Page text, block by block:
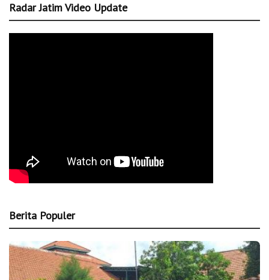
Radar Jatim Video Update
Berita Populer